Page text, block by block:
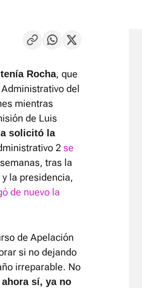
Rocha, que
del
mientras
de Luis
solicitó la
2 se
tras la
la presidencia,
de nuevo la
de Apelación
si no dejando
irreparable. No
sí, ya no